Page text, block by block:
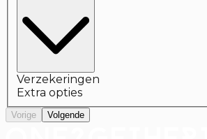
Verzekeringen
Extra opties
Vorige Volgende